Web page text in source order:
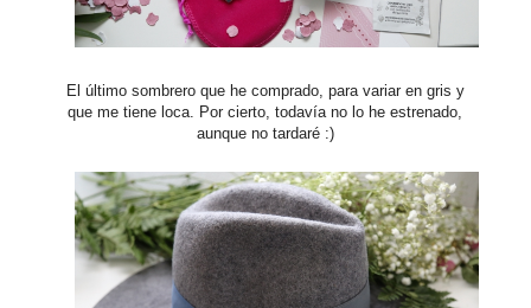
El último sombrero que he comprado, para variar en gris y
que me tiene loca. Por cierto, todavía no lo he estrenado,
aunque no tardaré :)